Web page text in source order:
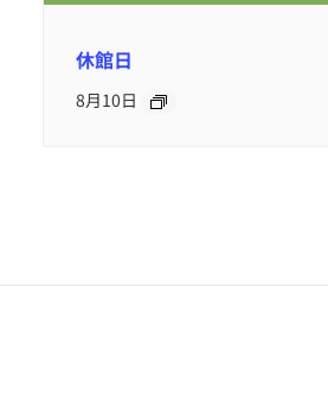
休館日
8月10日